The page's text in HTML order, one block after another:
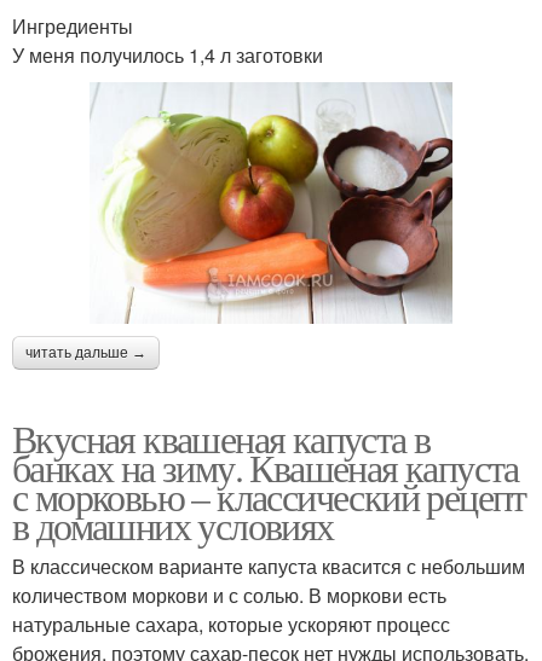
Ингредиенты
У меня получилось 1,4 л заготовки
читать дальше →
Вкусная квашеная капуста в
банках на зиму. Квашеная капуста
с морковью – классический рецепт
в домашних условиях
В классическом варианте капуста квасится с небольшим
количеством моркови и с солью. В моркови есть
натуральные сахара, которые ускоряют процесс
брожения, поэтому сахар-песок нет нужды использовать.